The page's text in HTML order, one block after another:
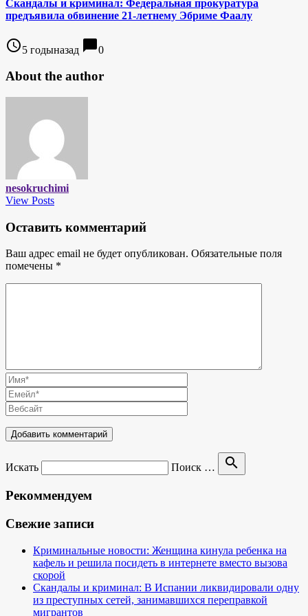
Скандалы и криминал: Федеральная прокуратура
предъявила обвинение 21-летнему Эбриме Фаалу
access_time5 годыназад chat_bubble0
About the author
nesokruchimi
View Posts
Оставить комментарий
Ваш адрес email не будет опубликован. Обязательные поля
помечены *
Искать Поиск … search
Рекоммендуем
Свежие записи
Криминальные новости: Женщина кинула ребенка на
кафель и решила посидеть в интернете вместо вызова
скорой
Скандалы и криминал: В Испании ликвидировали одну
из преступных сетей, занимавшихся переправкой
мигрантов